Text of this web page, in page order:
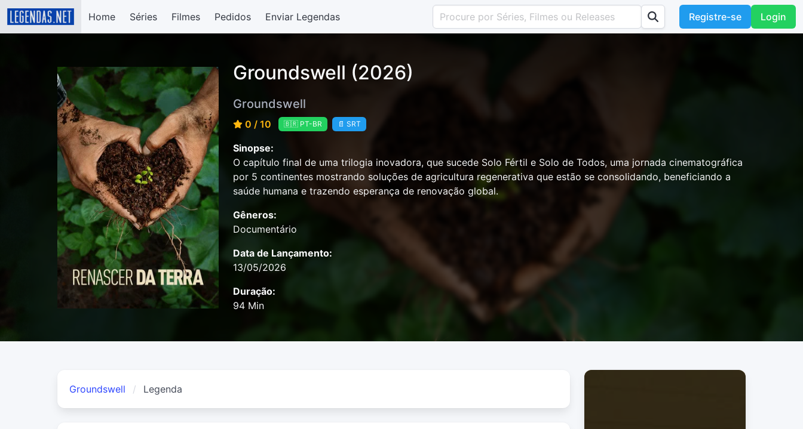
Home Séries Filmes Pedidos Enviar Legendas Registre-se Login
Groundswell (2026)
Groundswell
0 / 10 🇧🇷 PT-BR 📄 SRT
Sinopse:
O capítulo final de uma trilogia inovadora, que sucede Solo Fértil e Solo de Todos, uma jornada cinematográfica
por 5 continentes mostrando soluções de agricultura regenerativa que estão se consolidando, beneficiando a
saúde humana e trazendo esperança de renovação global.
Gêneros:
Documentário
Data de Lançamento:
13/05/2026
Duração:
94 Min
Groundswell Legenda